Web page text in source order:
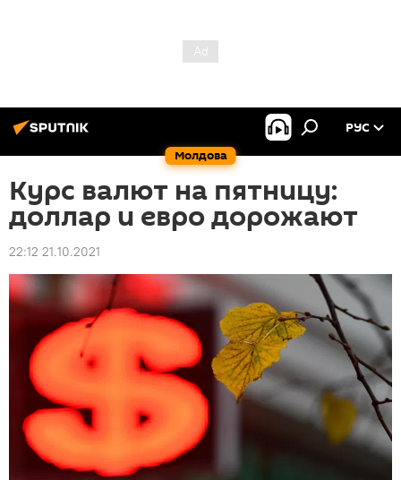
Молдова
РУС
Курс валют на пятницу:
доллар и евро дорожают
22:12 21.10.2021